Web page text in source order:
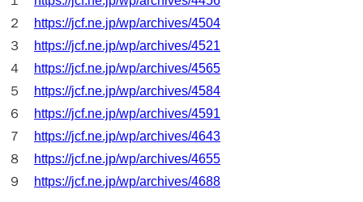
２
https://jcf.ne.jp/wp/archives/4504
３
https://jcf.ne.jp/wp/archives/4521
４
https://jcf.ne.jp/wp/archives/4565
５
https://jcf.ne.jp/wp/archives/4584
６
https://jcf.ne.jp/wp/archives/4591
７
https://jcf.ne.jp/wp/archives/4643
８
https://jcf.ne.jp/wp/archives/4655
９
https://jcf.ne.jp/wp/archives/4688